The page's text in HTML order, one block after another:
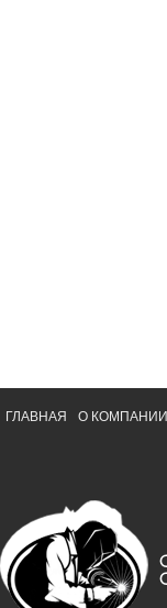
ГЛАВНАЯ О КОМПАНИИ